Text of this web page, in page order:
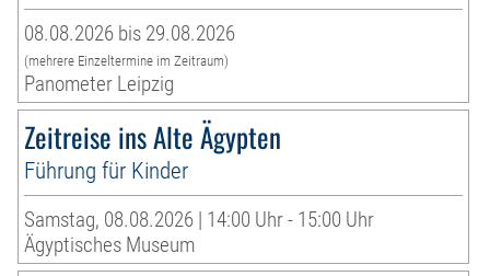
08.08.2026 bis 29.08.2026
(mehrere Einzeltermine im Zeitraum)
Panometer Leipzig
Zeitreise ins Alte Ägypten
Führung für Kinder
Samstag, 08.08.2026 | 14:00 Uhr - 15:00 Uhr
Ägyptisches Museum